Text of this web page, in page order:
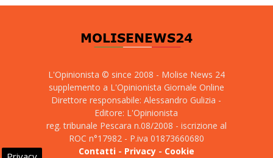
L'Opinionista © since 2008 - Molise News 24
supplemento a L'Opinionista Giornale Online
Direttore responsabile: Alessandro Gulizia -
Editore: L'Opinionista
reg. tribunale Pescara n.08/2008 - iscrizione al
ROC n°17982 - P.iva 01873660680
Contatti- Privacy- Cookie